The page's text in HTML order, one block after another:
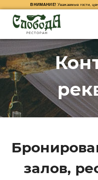
ВНИМАНИЕ! Уважаемые гости,
залов,